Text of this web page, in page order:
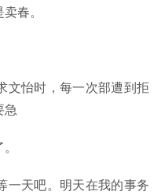
春。
文怡时，每一次部遭到拒
急
一天吧。明天在我的事务